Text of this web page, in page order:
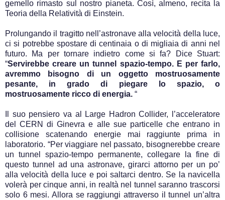
gemello rimasto sul nostro pianeta. Così, almeno, recita la
Teoria della Relatività di Einstein.
Prolungando il tragitto nell’astronave alla velocità della luce,
ci si potrebbe spostare di centinaia o di migliaia di anni nel
futuro. Ma per tornare indietro come si fa? Dice Stuart:
“Servirebbe creare un tunnel spazio-tempo. E per farlo,
avremmo bisogno di un oggetto mostruosamente
pesante, in grado di piegare lo spazio, o
mostruosamente ricco di energia. “
Il suo pensiero va al Large Hadron Collider, l’acceleratore
del CERN di Ginevra e alle sue particelle che entrano in
collisione scatenando energie mai raggiunte prima in
laboratorio. “Per viaggiare nel passato, bisognerebbe creare
un tunnel spazio-tempo permanente, collegare la fine di
questo tunnel ad una astronave, girarci attorno per un po’
alla velocità della luce e poi saltarci dentro. Se la navicella
volerà per cinque anni, in realtà nel tunnel saranno trascorsi
solo 6 mesi. Allora se raggiungi attraverso il tunnel un’altra